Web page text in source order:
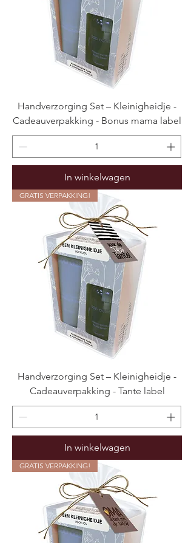
Handverzorging Set – Kleinigheidje -
Cadeauverpakking - Bonus mama label
In winkelwagen
GRATIS VERPAKKING!
Handverzorging Set – Kleinigheidje -
Cadeauverpakking - Tante label
In winkelwagen
GRATIS VERPAKKING!